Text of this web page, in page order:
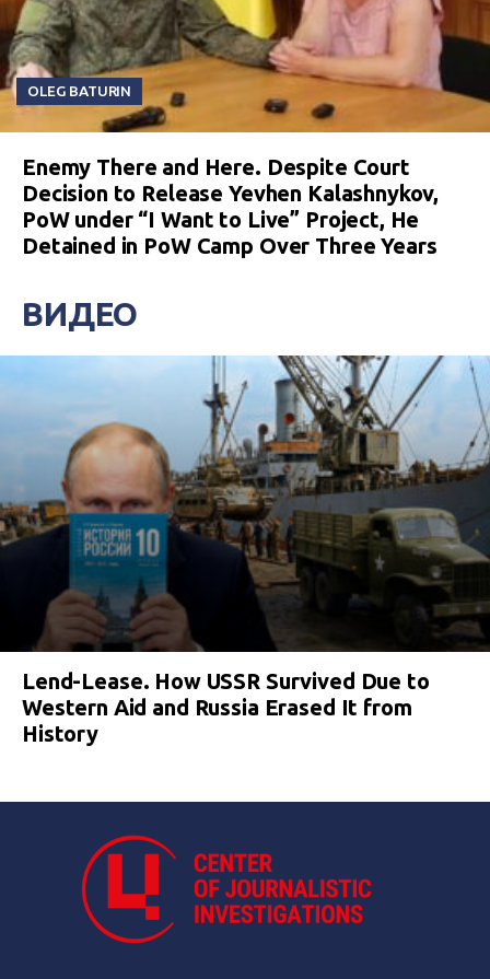
OLEG BATURIN
Enemy There and Here. Despite Court
Decision to Release Yevhen Kalashnykov,
PoW under “I Want to Live” Project, He
Detained in PoW Camp Over Three Years
ВИДЕО
Lend-Lease. How USSR Survived Due to
Western Aid and Russia Erased It from
History